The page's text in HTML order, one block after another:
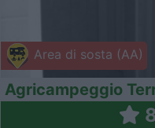
Area di sosta (AA)
Agricampeggio